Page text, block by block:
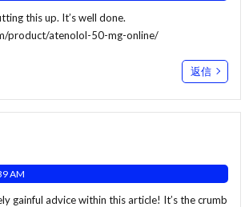
this up. It’s well done.
product/atenolol-50-mg-online/
返信
AM
gainful advice within this article! It’s the crumb